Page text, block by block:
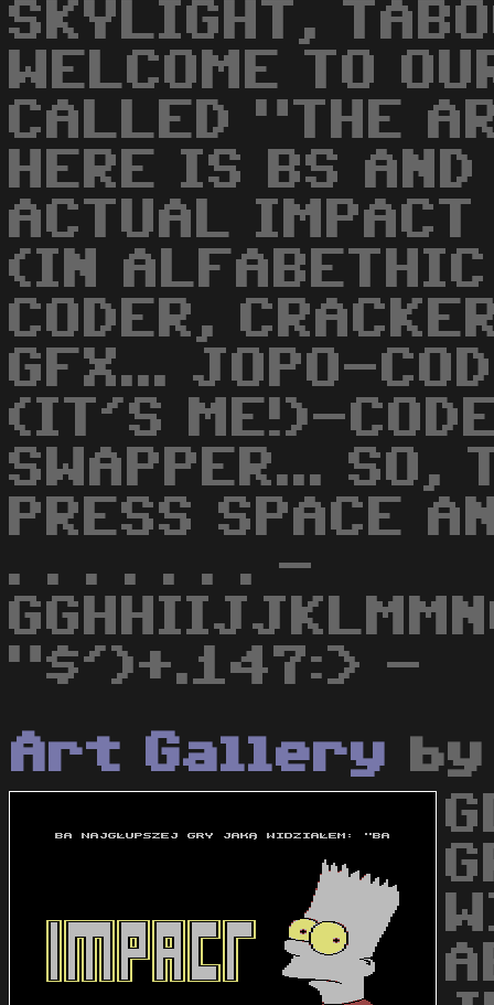
SKYLIGHT,
WELCOME TO
CALLED "THE
HERE IS BS
ACTUAL IMPACT
(IN
CODER,
GFX... JOPO-
(IT'S ME!)-
SWAPPER... SO,
PRESS SPACE
. . . . . . . -
"$')+.147:> -
Art Gallery